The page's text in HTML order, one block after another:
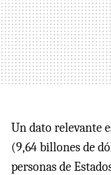
Un dato relevante
(9,64 billones de
personas de